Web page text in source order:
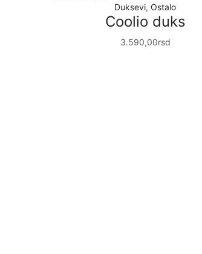
Duksevi,Ostalo
Coolio duks
3.590,00rsd